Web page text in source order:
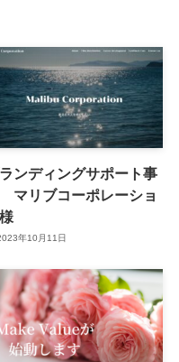
ンディングサポート事
マリブコーポレーショ
年10月11日